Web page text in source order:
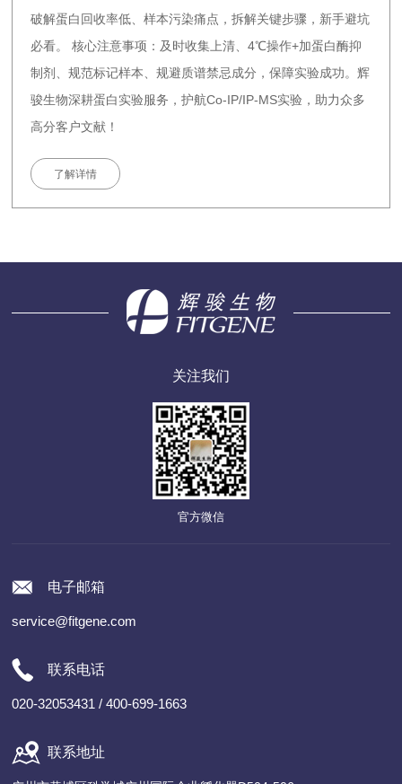
破解蛋白回收率低、样本污染痛点，拆解关键步骤，新手避坑
必看。 核心注意事项：及时收集上清、4℃操作+加蛋白酶抑
制剂、规范标记样本、规避质谱禁忌成分，保障实验成功。辉
骏生物深耕蛋白实验服务，护航Co-IP/IP-MS实验，助力众多
高分客户文献！
了解详情
关注我们
官方微信
电子邮箱
service@fitgene.com
联系电话
020-32053431 / 400-699-1663
联系地址